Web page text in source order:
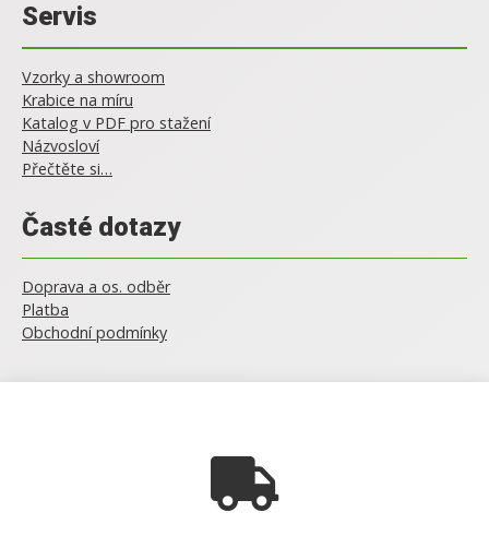
Servis
Vzorky a showroom
Krabice na míru
Katalog v PDF pro stažení
Názvosloví
Přečtěte si…
Časté dotazy
Doprava a os. odběr
Platba
Obchodní podmínky